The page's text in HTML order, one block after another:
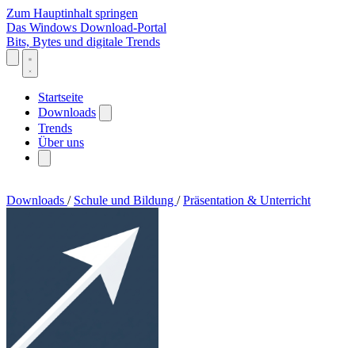
Zum Hauptinhalt springen
Das Windows Download-Portal
Bits, Bytes und digitale Trends
Startseite
Downloads
Trends
Über uns
Downloads / Schule und Bildung / Präsentation & Unterricht